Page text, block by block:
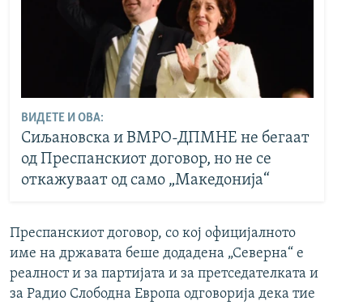
ВИДЕТЕ И ОВА:
Сиљановска и ВМРО-ДПМНЕ не бегаат
од Преспанскиот договор, но не се
откажуваат од само „Македонија“
Преспанскиот договор, со кој официјалното
име на државата беше додадена „Северна“ е
реалност и за партијата и за претседателката и
за Радио Слободна Европа одговорија дека тие